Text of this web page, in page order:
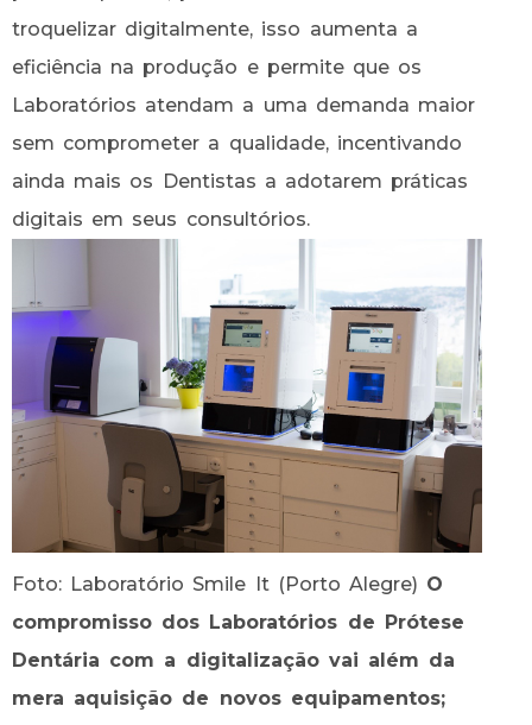
troquelizar digitalmente, isso aumenta a
eficiência na produção e permite que os
Laboratórios atendam a uma demanda maior
sem comprometer a qualidade, incentivando
ainda mais os Dentistas a adotarem práticas
digitais em seus consultórios.
Foto: Laboratório Smile It (Porto Alegre) O
compromisso dos Laboratórios de Prótese
Dentária com a digitalização vai além da
mera aquisição de novos equipamentos;